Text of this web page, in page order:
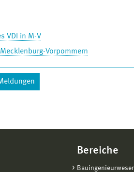
VDI in M-V
Vorpommern
Bereiche